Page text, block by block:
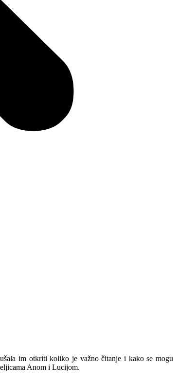
im otkriti koliko je važno čitanje i kako se mogu
Anom i Lucijom.